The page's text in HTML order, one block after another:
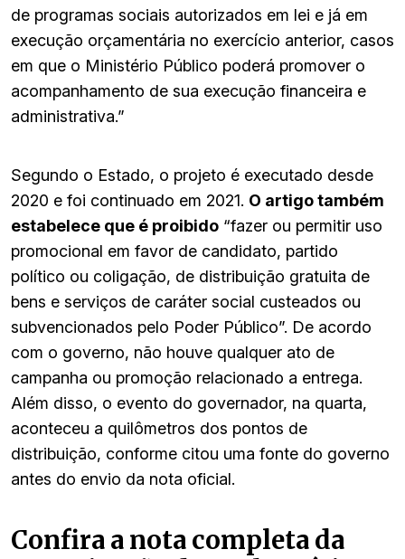
de programas sociais autorizados em lei e já em
execução orçamentária no exercício anterior, casos
em que o Ministério Público poderá promover o
acompanhamento de sua execução financeira e
administrativa.”
Segundo o Estado, o projeto é executado desde
2020 e foi continuado em 2021. O artigo também
estabelece que é proibido “fazer ou permitir uso
promocional em favor de candidato, partido
político ou coligação, de distribuição gratuita de
bens e serviços de caráter social custeados ou
subvencionados pelo Poder Público”. De acordo
com o governo, não houve qualquer ato de
campanha ou promoção relacionado a entrega.
Além disso, o evento do governador, na quarta,
aconteceu a quilômetros dos pontos de
distribuição, conforme citou uma fonte do governo
antes do envio da nota oficial.
Confira a nota completa da